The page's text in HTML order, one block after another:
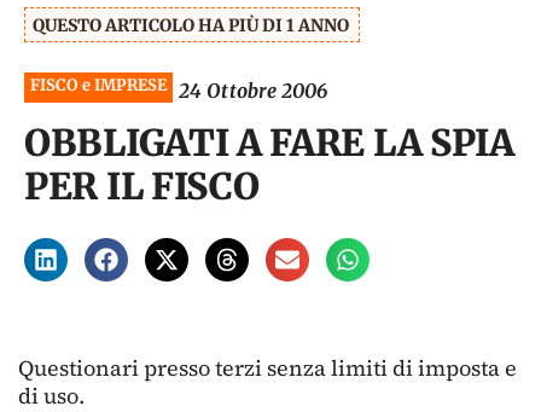
QUESTO ARTICOLO HA PIÙ DI 1 ANNO
FISCO e IMPRESE 24 Ottobre 2006
OBBLIGATI A FARE LA SPIA
PER IL FISCO
Questionari presso terzi senza limiti di imposta e
di uso.